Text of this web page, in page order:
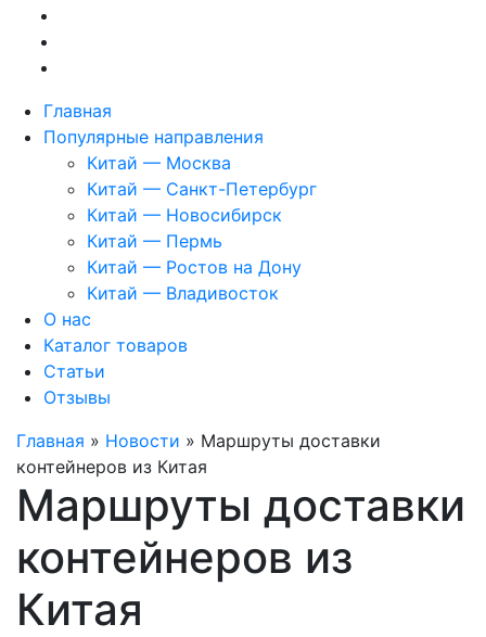
Главная
Популярные направления
Китай — Москва
Китай — Санкт-Петербург
Китай — Новосибирск
Китай — Пермь
Китай — Ростов на Дону
Китай — Владивосток
О нас
Каталог товаров
Статьи
Отзывы
Главная » Новости » Маршруты доставки
контейнеров из Китая
Маршруты доставки
контейнеров из
Китая